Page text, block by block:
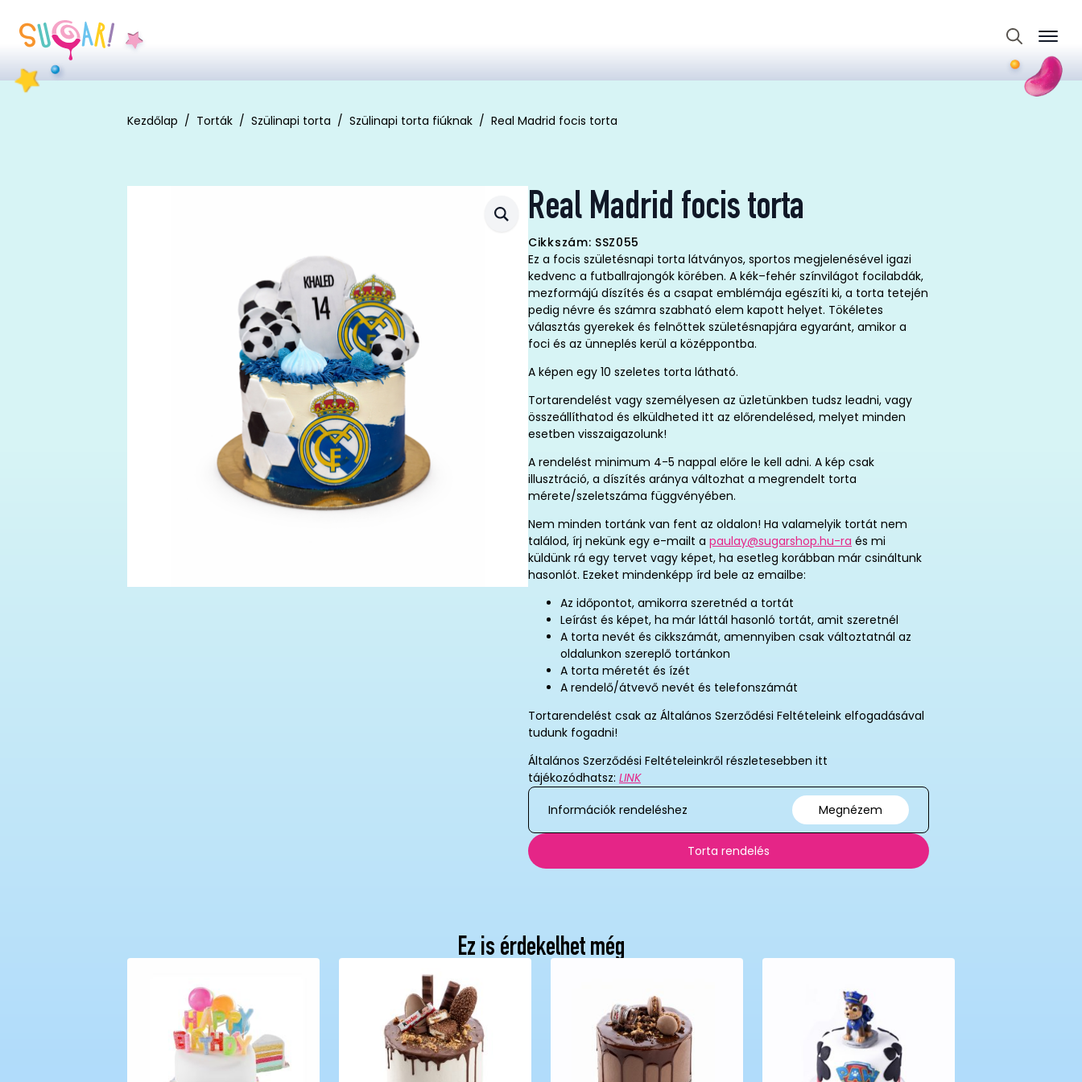
for:
Kezdőlap Torták Szülinapi torta Szülinapi torta fiúknak Real Madrid focis torta
Real Madrid focis torta
Cikkszám: SSZ055
Ez a focis születésnapi torta látványos, sportos megjelenésével igazi
kedvenc a futballrajongók körében. A kék–fehér színvilágot focilabdák,
mezformájú díszítés és a csapat emblémája egészíti ki, a torta tetején
pedig névre és számra szabható elem kapott helyet. Tökéletes
választás gyerekek és felnőttek születésnapjára egyaránt, amikor a
foci és az ünneplés kerül a középpontba.
A képen egy 10 szeletes torta látható.
Tortarendelést vagy személyesen az üzletünkben tudsz leadni, vagy
összeállíthatod és elküldheted itt az előrendelésed, melyet minden
esetben visszaigazolunk!
A rendelést minimum 4-5 nappal előre le kell adni. A kép csak
illusztráció, a díszítés aránya változhat a megrendelt torta
mérete/szeletszáma függvényében.
Nem minden tortánk van fent az oldalon! Ha valamelyik tortát nem
találod, írj nekünk egy e-mailt a paulay@sugarshop.hu-ra és mi
küldünk rá egy tervet vagy képet, ha esetleg korábban már csináltunk
hasonlót. Ezeket mindenképp írd bele az emailbe:
Az időpontot, amikorra szeretnéd a tortát
Leírást és képet, ha már láttál hasonló tortát, amit szeretnél
A torta nevét és cikkszámát, amennyiben csak változtatnál az
oldalunkon szereplő tortánkon
A torta méretét és ízét
A rendelő/átvevő nevét és telefonszámát
Tortarendelést csak az Általános Szerződési Feltételeink elfogadásával
tudunk fogadni!
Általános Szerződési Feltételeinkről részletesebben itt
tájékozódhatsz: LINK
Információk rendeléshez
Megnézem
Torta rendelés
Ez is érdekelhet még